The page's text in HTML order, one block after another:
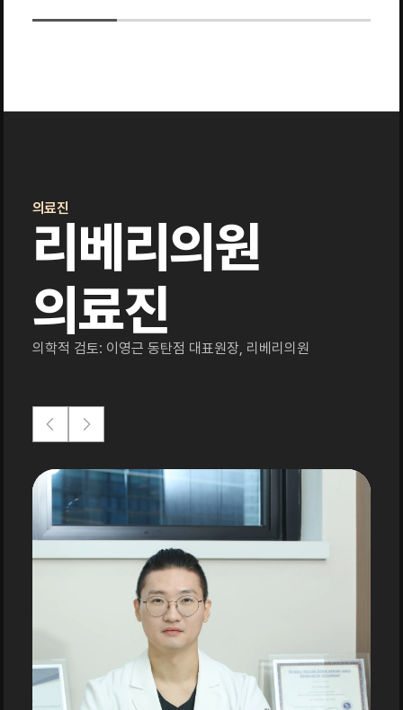
의료진
리베리의원
의료진
의학적 검토: 이영근 동탄점 대표원장, 리베리의원